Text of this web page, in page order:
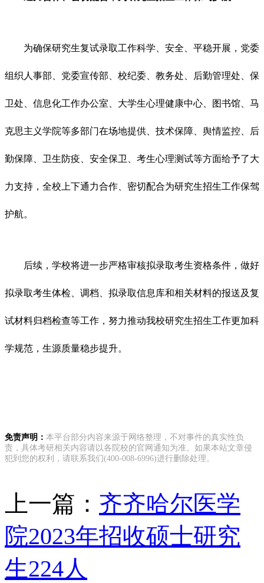
为确保研究生复试录取工作科学、安全、平稳开展，党委
组织人事部、党委宣传部、校纪委、教务处、后勤管理处、保
卫处、信息化工作办公室、大学生心理健康中心、图书馆、马
克思主义学院等多部门在场地提供、技术保障、舆情监控、后
勤保障、卫生防疫、安全保卫、考生心理测试等方面给予了大
力支持，全校上下通力合作、密切配合为研究生招生工作保驾
护航。
后续，学校将进一步严格审核拟录取考生资格条件，做好
拟录取考生体检、调档、拟录取信息库和相关材料的报送及复
试材料归档检查等工作，努力推动我校研究生招生工作更加科
学规范，生源质量稳步提升。
免责声明： 本平台部分内容来源于网络整理，不对事件的真实性负
责，具体考研相关内容请以各院校的官网通知为准。如果本站文章侵
犯到您的权利，请联系我们(400-008-6996)进行删除处理。
上一篇： 齐齐哈尔医学
院2023年招收硕士研究
生224人